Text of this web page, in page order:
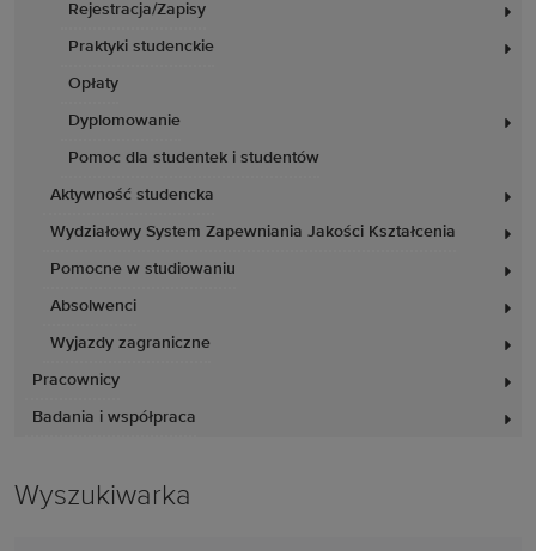
Rejestracja/Zapisy
Praktyki studenckie
Opłaty
Dyplomowanie
Pomoc dla studentek i studentów
Aktywność studencka
Wydziałowy System Zapewniania Jakości Kształcenia
Pomocne w studiowaniu
Absolwenci
Wyjazdy zagraniczne
Pracownicy
Badania i współpraca
Wyszukiwarka